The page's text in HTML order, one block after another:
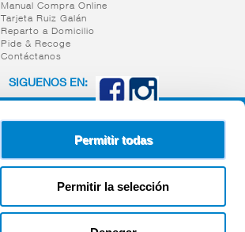
Permitir todas
Permitir la selección
Manual Compra Online
Tarjeta Ruiz Galán
Reparto a Domicilio
Pide & Recoge
Contáctanos
SIGUENOS EN: